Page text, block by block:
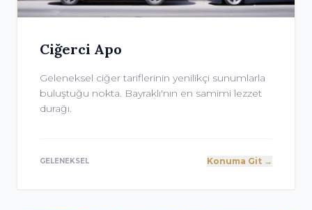
Ciğerci Apo
Geleneksel ciğer tariflerinin yenilikçi sunumlarla
buluştuğu nokta. Bayraklı'nın en samimi lezzet
durağı.
GELENEKSEL Konuma Git →